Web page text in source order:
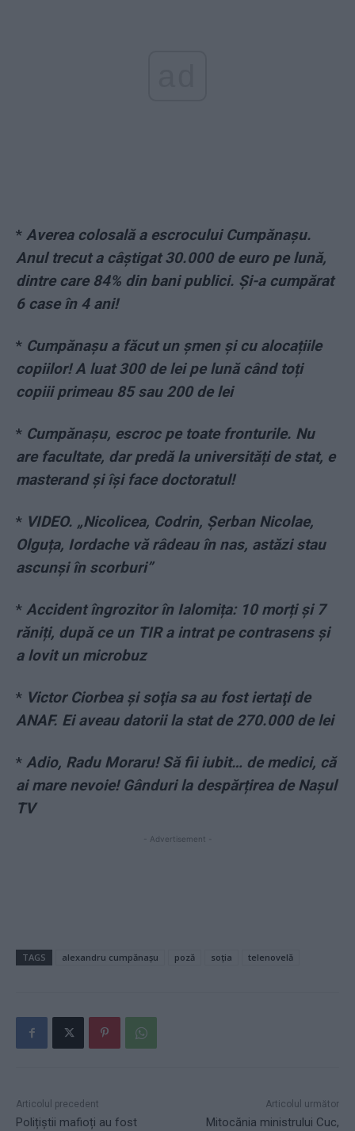
* Averea colosală a escrocului Cumpănașu.
Anul trecut a câștigat 30.000 de euro pe lună,
dintre care 84% din bani publici. Și-a cumpărat
6 case în 4 ani!
* Cumpănașu a făcut un șmen și cu alocațiile
copiilor! A luat 300 de lei pe lună când toți
copiii primeau 85 sau 200 de lei
* Cumpănașu, escroc pe toate fronturile. Nu
are facultate, dar predă la universități de stat, e
masterand și își face doctoratul!
* VIDEO. „Nicolicea, Codrin, Șerban Nicolae,
Olguța, Iordache vă râdeau în nas, astăzi stau
ascunși în scorburi”
* Accident îngrozitor în Ialomița: 10 morți și 7
răniți, după ce un TIR a intrat pe contrasens și
a lovit un microbuz
* Victor Ciorbea şi soţia sa au fost iertaţi de
ANAF. Ei aveau datorii la stat de 270.000 de lei
* Adio, Radu Moraru! Să fii iubit… de medici, că
ai mare nevoie! Gânduri la despărțirea de Nașul
TV
- Advertisement -
TAGS alexandru cumpănașu poză soția telenovelă
Articolul precedent
Polițiștii mafioți au fost
Articolul următor
Mitocănia ministrului Cuc,